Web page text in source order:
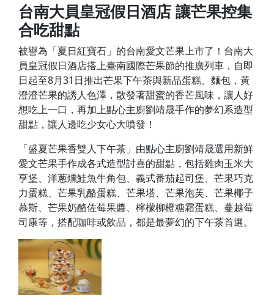
台南大員皇冠假日酒店 讓芒果控集
合吃甜點
被譽為「夏日紅寶石」的台南愛文芒果上市了！台南大
員皇冠假日酒店搭上臺南國際芒果節的推廣列車，自即
日起至8月31日推出芒果下午茶與新品蛋糕、麵包，黃
澄澄芒果的誘人色澤，散發著甜蜜的香芒風味，讓人好
想吃上一口，再加上點心主廚劉靖晟手作的夢幻系造型
甜點，讓人邊吃少女心大噴發！
「盛夏芒果香雙人下午茶」由點心主廚劉靖晟選用新鮮
愛文芒果手作成各式造型討喜的甜點，包括雞肉玉米大
亨堡、洋蔥燻鮭魚牛角包、義式番茄起司堡、芒果巧克
力蛋糕、芒果乳酪蛋糕、芒果塔、芒果泡芙、芒果椰子
慕斯、芒果奶酪佐莓果醬、檸檬柳橙糖霜蛋糕、蔓越莓
司康等，搭配咖啡或飲品，都是最夢幻的下午茶首選。